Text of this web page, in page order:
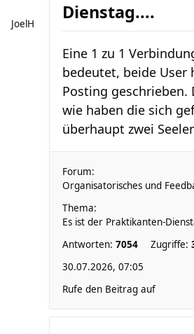
JoelH
Dienstag....
Eine 1 zu 1
bedeutet, beide User
Posting geschrieben.
wie haben die sich
überhaupt zwei
Forum:
Organisatorisches und
Thema:
Es ist der Praktikanten-
Antworten: 7054 Zugriffe:
30.07.2026, 07:05
Rufe den Beitrag auf